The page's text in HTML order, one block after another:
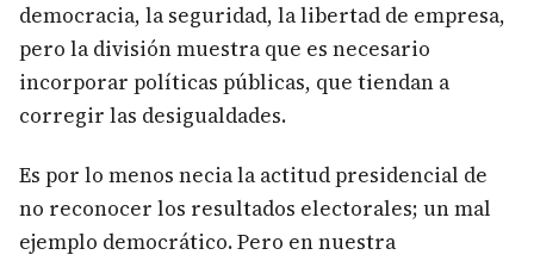
democracia, la seguridad, la libertad de empresa,
pero la división muestra que es necesario
incorporar políticas públicas, que tiendan a
corregir las desigualdades.
Es por lo menos necia la actitud presidencial de
no reconocer los resultados electorales; un mal
ejemplo democrático. Pero en nuestra